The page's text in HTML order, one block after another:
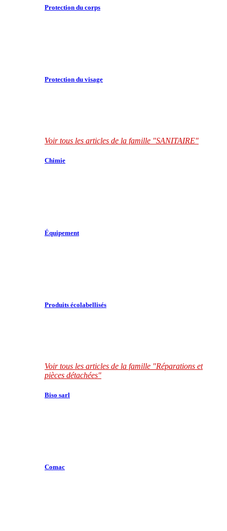
Protection du corps
Protection du visage
Voir tous les articles de la famille "SANITAIRE"
Chimie
Équipement
Produits écolabellisés
Voir tous les articles de la famille "Réparations et
pièces détachées"
Biso sarl
Comac